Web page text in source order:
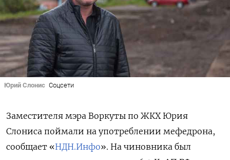
Юрий Слонис Соцсети
Заместителя мэра Воркуты по ЖКХ Юрия
Слониса поймали на употреблении мефедрона,
сообщает «НДН.Инфо». На чиновника был